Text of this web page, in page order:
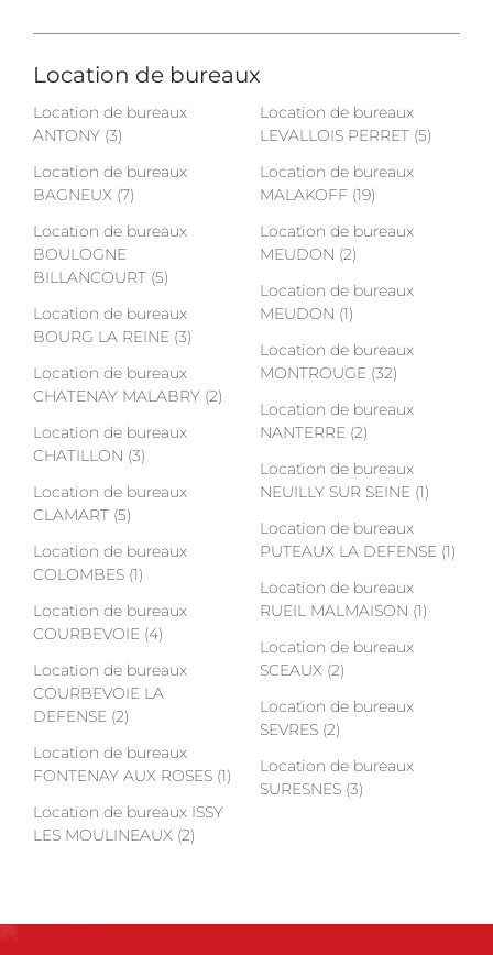
Location de bureaux
Location de bureaux
ANTONY (3)
Location de bureaux
BAGNEUX (7)
Location de bureaux
BOULOGNE
BILLANCOURT (5)
Location de bureaux
BOURG LA REINE (3)
Location de bureaux
CHATENAY MALABRY (2)
Location de bureaux
CHATILLON (3)
Location de bureaux
CLAMART (5)
Location de bureaux
COLOMBES (1)
Location de bureaux
COURBEVOIE (4)
Location de bureaux
COURBEVOIE LA
DEFENSE (2)
Location de bureaux
FONTENAY AUX ROSES (1)
Location de bureaux ISSY
LES MOULINEAUX (2)
Location de bureaux
LEVALLOIS PERRET (5)
Location de bureaux
MALAKOFF (19)
Location de bureaux
MEUDON (2)
Location de bureaux
MEUDON (1)
Location de bureaux
MONTROUGE (32)
Location de bureaux
NANTERRE (2)
Location de bureaux
NEUILLY SUR SEINE (1)
Location de bureaux
PUTEAUX LA DEFENSE (1)
Location de bureaux
RUEIL MALMAISON (1)
Location de bureaux
SCEAUX (2)
Location de bureaux
SEVRES (2)
Location de bureaux
SURESNES (3)